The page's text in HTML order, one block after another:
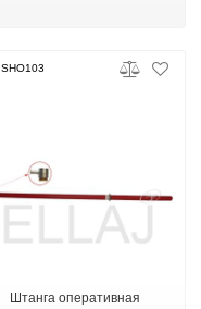
SHO103
Штанга оперативная